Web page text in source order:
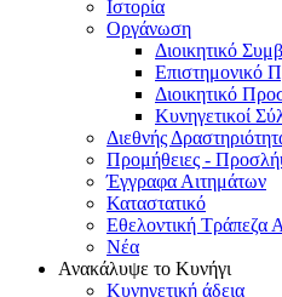
Ιστορία
Οργάνωση
Διοικητικό
Επιστημονικό
Διοικητικό
Κυνηγετικοί
Διεθνής
Προμήθειες -
Έγγραφα Αιτημάτων
Καταστατικό
Εθελοντική Τράπεζα
Νέα
Ανακάλυψε το Κυνήγι
Κυνηγετική άδεια